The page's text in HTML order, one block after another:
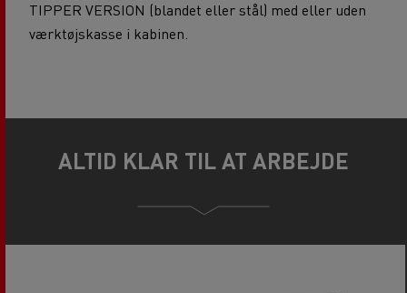
TIPPER VERSION (blandet eller stål) med eller uden
værktøjskasse i kabinen.
ALTID KLAR TIL AT ARBEJDE